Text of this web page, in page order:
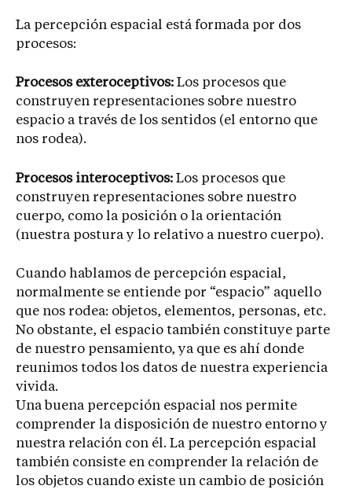
La percepción espacial está formada por dos
procesos:
Procesos exteroceptivos: Los procesos que
construyen representaciones sobre nuestro
espacio a través de los sentidos (el entorno que
nos rodea).
Procesos interoceptivos: Los procesos que
construyen representaciones sobre nuestro
cuerpo, como la posición o la orientación
(nuestra postura y lo relativo a nuestro cuerpo).
Cuando hablamos de percepción espacial,
normalmente se entiende por “espacio” aquello
que nos rodea: objetos, elementos, personas, etc.
No obstante, el espacio también constituye parte
de nuestro pensamiento, ya que es ahí donde
reunimos todos los datos de nuestra experiencia
vivida.
Una buena percepción espacial nos permite
comprender la disposición de nuestro entorno y
nuestra relación con él. La percepción espacial
también consiste en comprender la relación de
los objetos cuando existe un cambio de posición